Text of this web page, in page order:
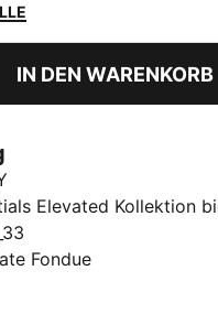
IN DEN WARENKORB
Elevated Kollektion
Details und einen
Komfort. Dieser
diesen Spirit auf und
Fondue